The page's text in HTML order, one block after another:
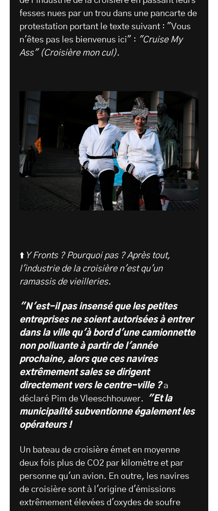
fesses nues par un trou dans une pancarte de
protestation portant le texte suivant : "Vous
n'êtes pas les bienvenus ici" : "Cruise My
Ass" (Croisière mon cul).
⬆️ Y Fronts ? Pourquoi pas ? Après tout,
l'industrie de la croisière n'est qu'un
ramassis de vieilleries.
"N'est-il pas insensé que les petites
entreprises ne soient autorisées à entrer
dans la ville qu'à bord d'une camionnette
non polluante à partir de l'année
prochaine, alors que ces navires
extrêmement sales se dirigent
directement vers le centre-ville ?a
déclaré Pim de Vleeschhouwer.
"Et la
municipalité subventionne également les
opérateurs !
Un bateau de croisière émet en moyenne
deux fois plus de CO2 par kilomètre et par
personne qu'un avion. En outre, les navires
de croisière sont à l'origine d'émissions
extrêmement élevées d'oxydes de soufre